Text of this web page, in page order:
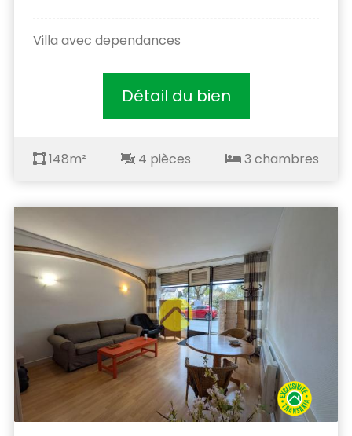
Villa avec dependances
Détail du bien
148m² 4 pièces 3 chambres